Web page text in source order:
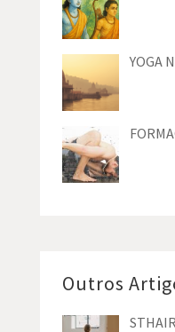
YOGA
Outros